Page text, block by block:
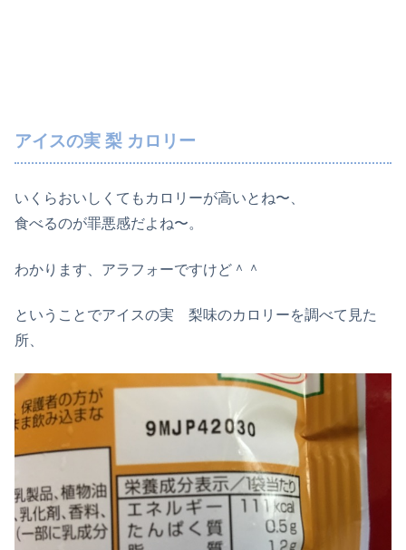
アイスの実 梨 カロリー
いくらおいしくてもカロリーが高いとね〜、
食べるのが罪悪感だよね〜。
わかります、アラフォーですけど＾＾
ということでアイスの実 梨味のカロリーを調べて見た
所、